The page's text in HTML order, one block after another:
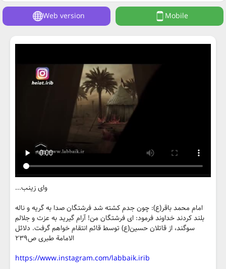
Web version Mobile
وای زینب...
امام محمد باقر(ع): چون جدم کشته شد فرشتگان صدا به گریه و ناله
بلند کردند خداوند فرمود: ای فرشتگان من! آرام گیرید به عزت و جلالم
سوگند، از قاتلان حسین(ع) توسط قائم انتقام خواهم گرفت. دلائل
الامامة طبری ص٢٣٩
https://www.instagram.com/labbaik.irib